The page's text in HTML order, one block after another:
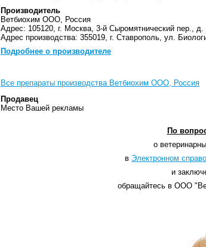
Производитель
Ветбиохим ООО, Россия
Адрес: 105120, г. Москва, 3-й Сыромятнический пер., д.
Адрес производства: 355019, г. Ставрополь, ул.
Подробнее о производителе
Все препараты производства Ветбиохим ООО, Россия
Продавец
Место Вашей рекламы
По
о
в Электронном
и
обращайтесь в ООО